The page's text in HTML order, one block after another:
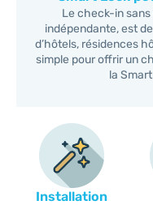
Le check-in
indépendante, est
d’hôtels, résidences
simple pour offrir un
la
Installation